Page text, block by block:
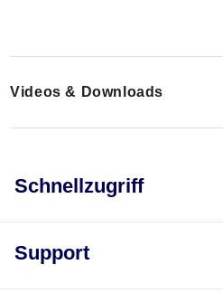
Videos & Downloads
Schnellzugriff
Support